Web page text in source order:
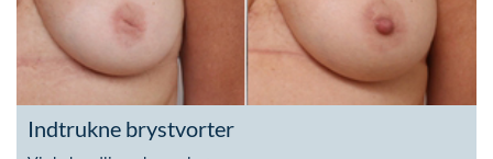
Indtrukne brystvorter